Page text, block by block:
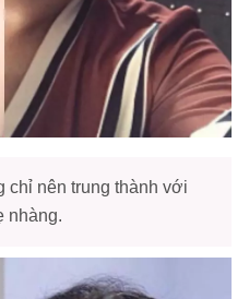
chỉ nên trung thành với
nhàng.